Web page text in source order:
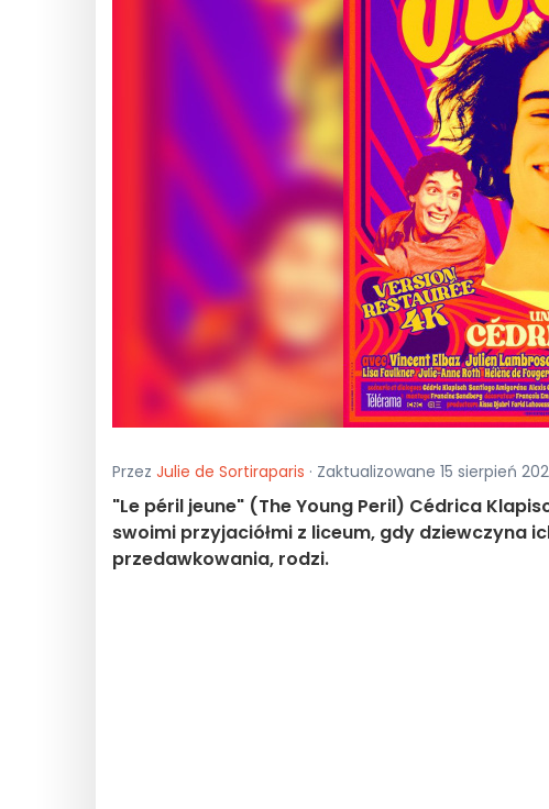
Przez Julie de Sortiraparis · Zaktualizowane 15 sierpień
"Le péril jeune" (The Young Peril) Cédrica
swoimi przyjaciółmi z liceum, gdy dziewczyna
przedawkowania, rodzi.